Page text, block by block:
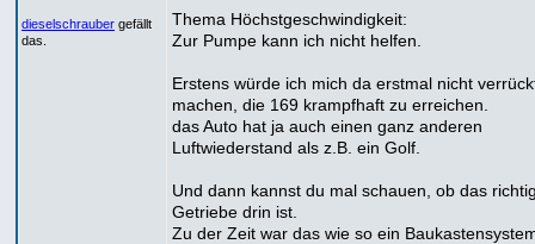
dieselschrauber gefällt
das.
Thema Höchstgeschwindigkeit:
Zur Pumpe kann ich nicht helfen.
Erstens würde ich mich da erstmal nicht
machen, die 169 krampfhaft zu erreichen.
das Auto hat ja auch einen ganz anderen
Luftwiederstand als z.B. ein Golf.
Und dann kannst du mal schauen, ob das
Getriebe drin ist.
Zu der Zeit war das wie so ein